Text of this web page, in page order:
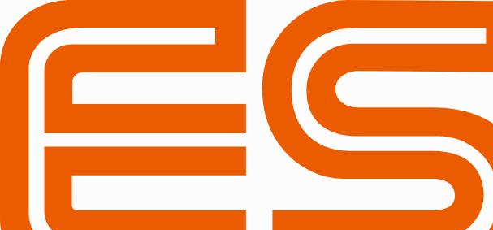
第54回教育委員会対
2018年12月5日(水)に東京両国にて開催され
に、弊社校務支援システム「スコーレV2」を
当日はデモ機にて実際にシステムをご覧いた
ぜひこの機会に、どうぞ奮ってご参加ください